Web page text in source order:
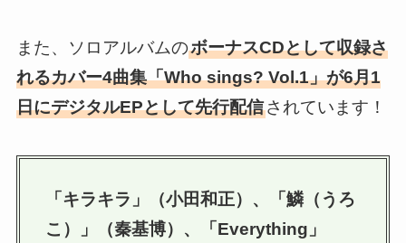
また、ソロアルバムのボーナスCDとして収録さ
れるカバー4曲集「Who sings? Vol.1」が6月1
日にデジタルEPとして先行配信されています！
「キラキラ」（小田和正）、「鱗（うろ
こ）」（秦基博）、「Everything」